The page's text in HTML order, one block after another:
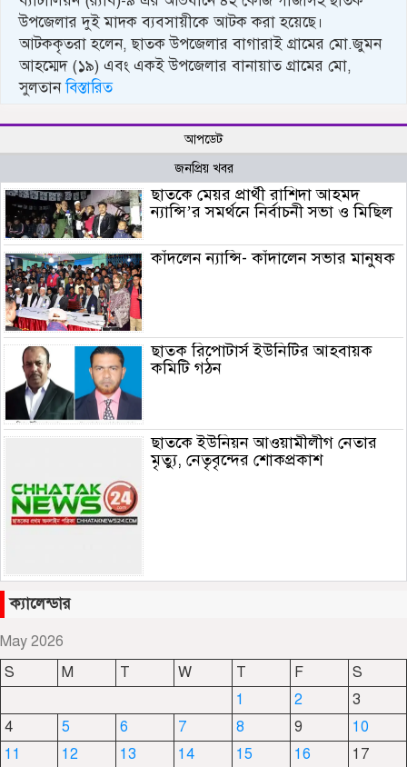
উপজেলার দুই মাদক ব্যবসায়ীকে আটক করা হয়েছে।
আটককৃতরা হলেন, ছাতক উপজেলার বাগারাই গ্রামের মো.জুমন
আহম্মেদ (১৯) এবং একই উপজেলার বানায়াত গ্রামের মো,
সুলতানবিস্তারিত
আপডেট
জনপ্রিয় খবর
ছাতকে মেয়র প্রার্থী রাশিদা আহমদ
ন্যান্সি’র সমর্থনে নির্বাচনী সভা ও মিছিল
কাঁদলেন ন্যান্সি- কাঁদালেন সভার মানুষক
ছাতক রিপোটার্স ইউনিটির আহবায়ক
কমিটি গঠন
ছাতকে ইউনিয়ন আওয়ামীলীগ নেতার
মৃত্যু, নেতৃবৃন্দের শোকপ্রকাশ
ছাতকে রুহুল আমীন ফাউন্ডেশনের
শীতবস্ত্র বিতরণ
ক্যালেন্ডার
May 2026
S
M T W T F
S
1
2
3
4
5 6 7 8 9
10
11
12 13 14 15 16
17